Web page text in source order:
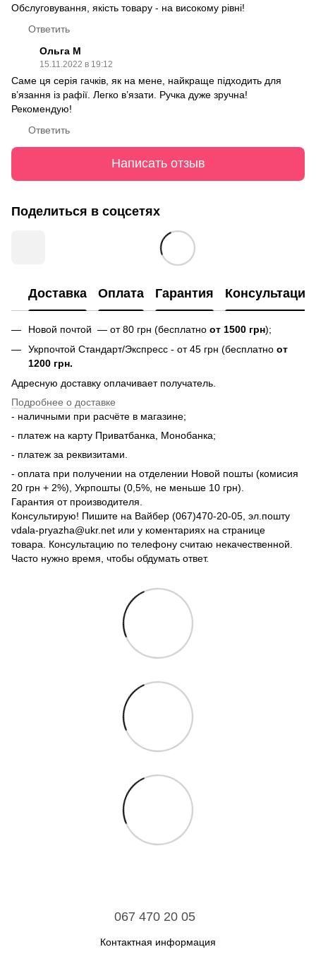
Обслуговування, якість товару - на високому рівні!
Ответить
Ольга М
15.11.2022 в 19:12
Саме ця серія гачків, як на мене, найкраще підходить для
в’язання із рафії. Легко в’язати. Ручка дуже зручна!
Рекомендую!
Ответить
Написать отзыв
Поделиться в соцсетях
Доставка Оплата Гарантия Консультация
Новой почтой — от 80 грн (бесплатно от 1500 грн);
Укрпочтой Стандарт/Экспресс - от 45 грн (бесплатно от
1200 грн.
Адресную доставку оплачивает получатель.
Подробнее о доставке
- наличными при расчёте в магазине;
- платеж на карту Приватбанка, Монобанка;
- платеж за реквизитами.
- оплата при получении на отделении Новой пошты (комисия
20 грн + 2%), Укрпошты (0,5%, не меньше 10 грн).
Гарантия от производителя.
Консультирую! Пишите на Вайбер (067)470-20-05, эл.пошту
vdala-pryazha@ukr.net или у коментариях на странице
товара. Консультацию по телефону считаю некачественной.
Часто нужно время, чтобы обдумать ответ.
067 470 20 05
Контактная информация